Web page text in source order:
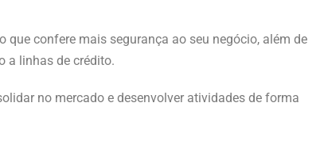
que confere mais segurança ao seu negócio, além de
a linhas de crédito.
no mercado e desenvolver atividades de forma